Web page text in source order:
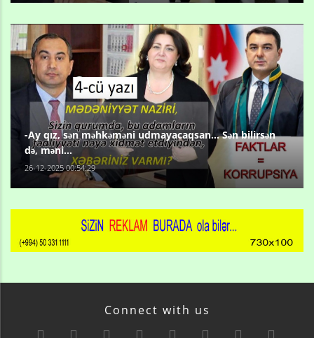
-Ay qız, sən məhkəməni udmayacaqsan... Sən bilirsən
də, məni...
26-12-2025 00:54:29
Connect with us